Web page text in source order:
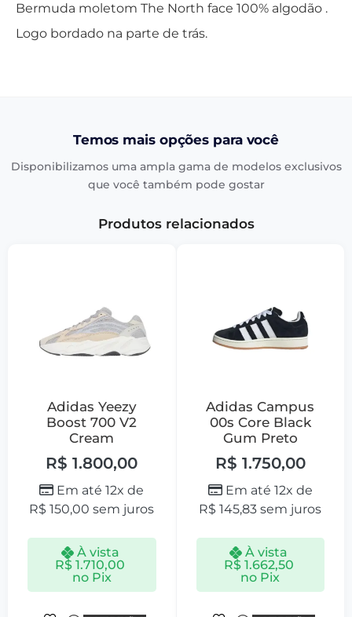
Bermuda moletom The North face 100% algodão .
Logo bordado na parte de trás.
Temos mais opções para você
Disponibilizamos uma ampla gama de modelos exclusivos
que você também pode gostar
Produtos relacionados
Adidas Yeezy
Boost 700 V2
Cream
R$ 1.800,00
Em até 12x de
R$ 150,00 sem juros
À vista
R$ 1.710,00
no Pix
Adidas Campus
00s Core Black
Gum Preto
R$ 1.750,00
Em até 12x de
R$ 145,83 sem juros
À vista
R$1.662,50
no Pix